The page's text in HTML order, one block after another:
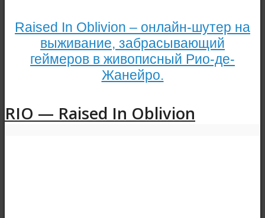
Raised In Oblivion – онлайн-шутер на
выживание, забрасывающий
геймеров в живописный Рио-де-
Жанейро.
RIO — Raised In Oblivion